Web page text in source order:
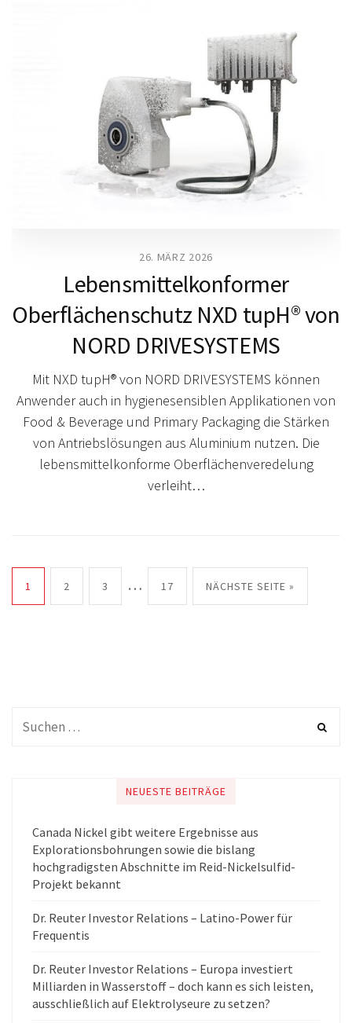
26. MÄRZ 2026
Lebensmittelkonformer
Oberflächenschutz NXD tupH® von
NORD DRIVESYSTEMS
Mit NXD tupH® von NORD DRIVESYSTEMS können
Anwender auch in hygienesensiblen Applikationen von
Food & Beverage und Primary Packaging die Stärken
von Antriebslösungen aus Aluminium nutzen. Die
lebensmittelkonforme Oberflächenveredelung
verleiht…
1 2 3 … 17 NÄCHSTE SEITE »
NEUESTE BEITRÄGE
Canada Nickel gibt weitere Ergebnisse aus
Explorationsbohrungen sowie die bislang
hochgradigsten Abschnitte im Reid-Nickelsulfid-
Projekt bekannt
Dr. Reuter Investor Relations – Latino-Power für
Frequentis
Dr. Reuter Investor Relations – Europa investiert
Milliarden in Wasserstoff – doch kann es sich leisten,
ausschließlich auf Elektrolyseure zu setzen?